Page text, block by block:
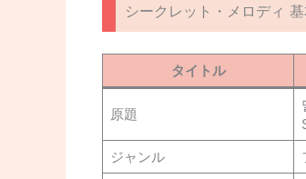
シークレット・メロディ
タイトル
原題
ジャンル